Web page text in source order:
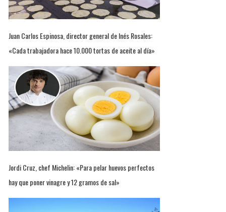
Juan Carlos Espinosa, director general de Inés Rosales:
«Cada trabajadora hace 10.000 tortas de aceite al día»
Jordi Cruz, chef Michelin: «Para pelar huevos perfectos
hay que poner vinagre y 12 gramos de sal»